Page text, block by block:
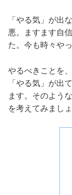
「やる気」が出
悪。ますます自
た。今も時々や
やるべきことを
「やる気」が出
ます。そのよう
を考えてみましょ